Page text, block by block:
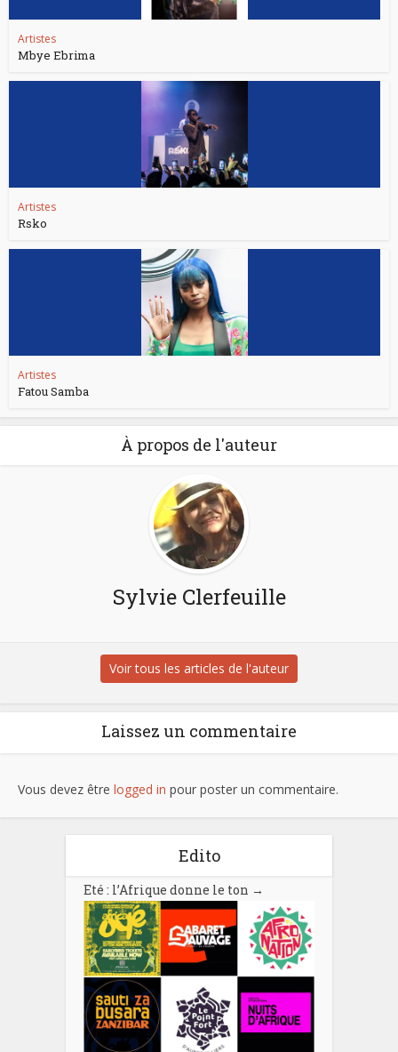
Artistes
Mbye Ebrima
Artistes
Rsko
Artistes
Fatou Samba
À propos de l'auteur
Sylvie Clerfeuille
Voir tous les articles de l'auteur
Laissez un commentaire
Vous devez être logged in pour poster un commentaire.
Edito
Eté : l’Afrique donne le ton →